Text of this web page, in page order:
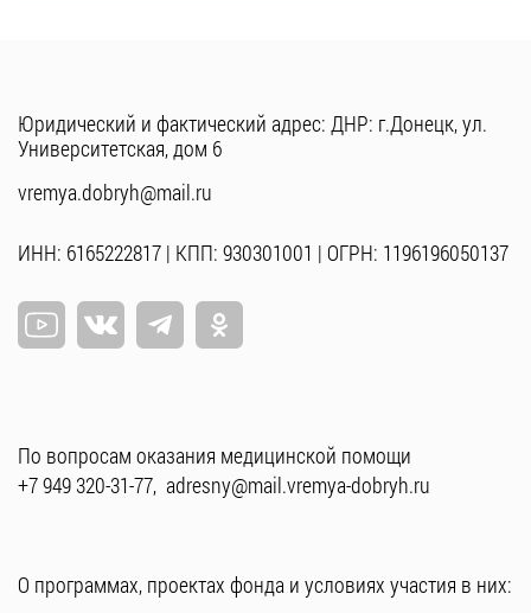
Юридический и фактический адрес: ДНР: г.Донецк, ул.
Университетская, дом 6
vremya.dobryh@mail.ru
ИНН: 6165222817 | КПП: 930301001 | ОГРН: 1196196050137
По вопросам оказания медицинской помощи
+7 949 320-31-77, adresny@mail.vremya-dobryh.ru
О программах, проектах фонда и условиях участия в них: